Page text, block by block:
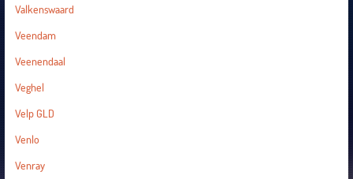
Valkenswaard
Veendam
Veenendaal
Veghel
Velp GLD
Venlo
Venray